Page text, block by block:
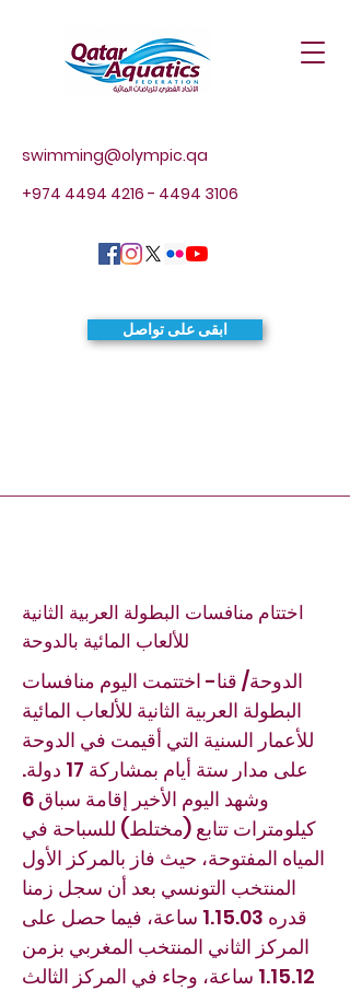
swimming@olympic.qa
+974 4494 4216 - 4494 3106
ابقى على تواصل
اختتام منافسات البطولة العربية الثانية
للألعاب المائية بالدوحة
الدوحة/ قنا- اختتمت اليوم منافسات
البطولة العربية الثانية للألعاب المائية
للأعمار السنية التي أقيمت في الدوحة
على مدار ستة أيام بمشاركة 17 دولة.
وشهد اليوم الأخير إقامة سباق 6
كيلومترات تتابع (مختلط) للسباحة في
المياه المفتوحة، حيث فاز بالمركز الأول
المنتخب التونسي بعد أن سجل زمنا
قدره 1.15.03 ساعة، فيما حصل على
المركز الثاني المنتخب المغربي بزمن
1.15.12 ساعة، وجاء في المركز الثالث